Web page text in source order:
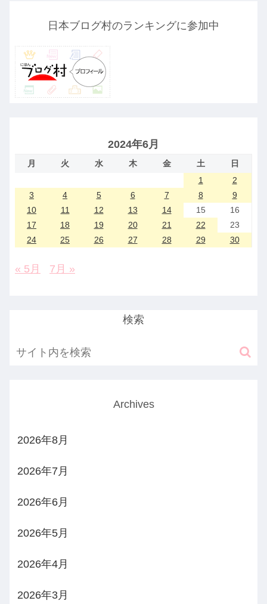
日本ブログ村のランキングに参加中
2024年6月
月 火 水 木 金 土
日
1
2
3
4 5 6 7 8
9
10
11 12 13 14 15
16
17
18 19 20 21 22
23
24
25 26 27 28 29 30
« 5月 7月 »
検索
Archives
2026年8月
2026年7月
2026年6月
2026年5月
2026年4月
2026年3月